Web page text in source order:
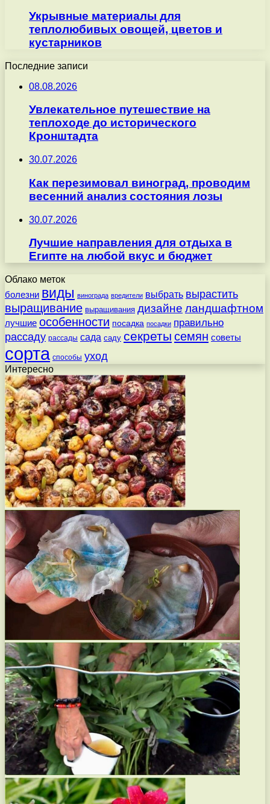
Укрывные материалы для
теплолюбивых овощей, цветов и
кустарников
Последние записи
08.08.2026
Увлекательное путешествие на
теплоходе до исторического
Кронштадта
30.07.2026
Как перезимовал виноград, проводим
весенний анализ состояния лозы
30.07.2026
Лучшие направления для отдыха в
Египте на любой вкус и бюджет
Облако меток
болезни виды винограда вредители выбрать вырастить
выращивание выращивания дизайне ландшафтном
лучшие особенности посадка посадки правильно
рассаду рассады сада саду секреты семян советы
сорта способы уход
Интересно